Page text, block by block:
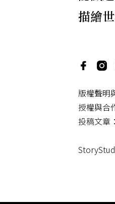
描繪
版權聲明
授權與合
投稿文章：